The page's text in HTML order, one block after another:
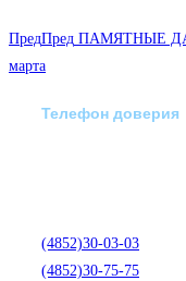
ПредПред ПАМЯТНЫЕ
марта
Телефон доверия
(4852)30-03-03
(4852)30-75-75